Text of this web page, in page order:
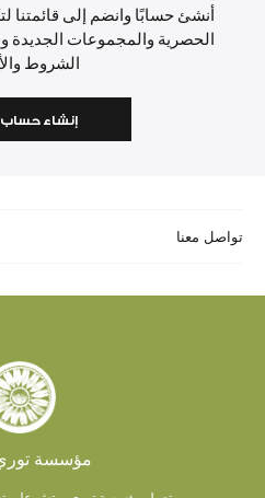
أنشئ حسابًا وانضم إلى قائمتنا
الحصرية والمجموعات الجديدة
الشروط
إنشاء
تواصل معنا
مؤسسة